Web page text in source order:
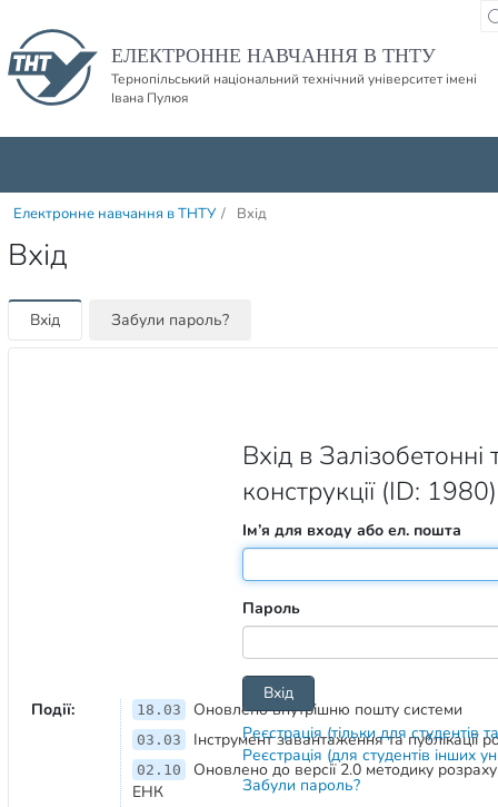
ЕЛЕКТРОННЕ НАВЧАННЯ В ТНТУ
Тернопільський національний технічний університет імені
Івана Пулюя
Електронне навчання в ТНТУ / Вхід
Вхід
Вхід Забули пароль?
Вхід в Залізобетонні
конструкції (ID: 1980)
Ім’я для входу або ел. пошта
Пароль
Реєстрація (тільки для студентів
Реєстрація (для студентів інших
Забули пароль?
Події: 18.03 Оновлено внутрішню пошту системи
03.03 Інструмент завантаження та публікації
02.10
Оновлено до версії 2.0 методику
ЕНК